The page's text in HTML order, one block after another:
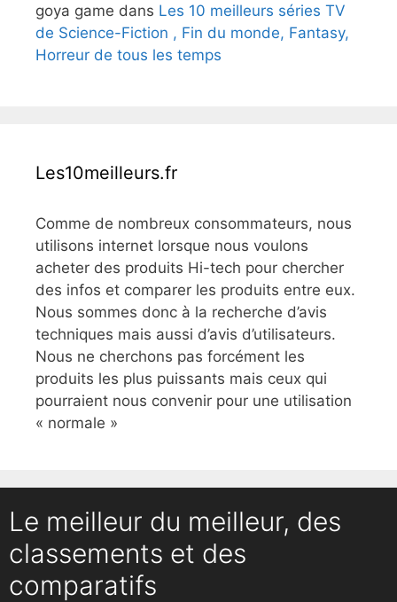
goya game dans Les 10 meilleurs séries TV
de Science-Fiction , Fin du monde, Fantasy,
Horreur de tous les temps
Les10meilleurs.fr
Comme de nombreux consommateurs, nous
utilisons internet lorsque nous voulons
acheter des produits Hi-tech pour chercher
des infos et comparer les produits entre eux.
Nous sommes donc à la recherche d’avis
techniques mais aussi d’avis d’utilisateurs.
Nous ne cherchons pas forcément les
produits les plus puissants mais ceux qui
pourraient nous convenir pour une utilisation
« normale »
Le meilleur du meilleur, des
classements et des
comparatifs